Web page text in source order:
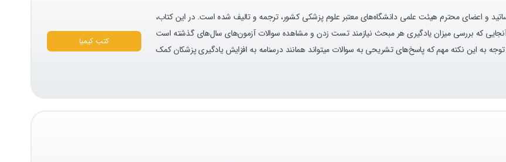
و اعضای محترم هیئت علمی دانشگاه‌های معتبر علوم پزشکی کشور، ترجمه و تالیف شده است. در این کتاب،
اخیر جمع آوری شده است. از آنجایی که بررسی میزان یادگیری هر مبحث نیازمند تست زدن و مشاهده سوالات آزمون‌های سال‌های گذشته است
به این نکته مهم که پاسخ‌های تشریحی به سوالات میتواند همانند درسنامه به افزایش یادگیری پزشکان کمک
کتب کیمیا